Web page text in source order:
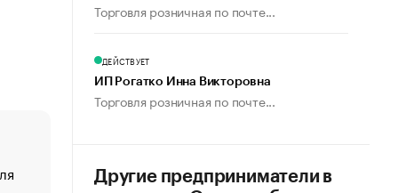
«От спорта тело стареет иначе». Как живет глава
Торговля розничная по почте...
ДЕЙСТВУЕТ
ИП Рогатко Инна Викторовна
Торговля розничная по почте...
Другие предприниматели в